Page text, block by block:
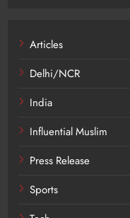
Articles
Delhi/NCR
India
Influential Muslim
Press Release
Sports